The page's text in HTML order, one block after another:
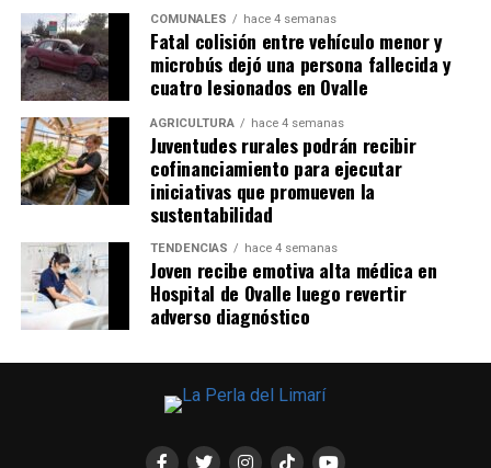
COMUNALES hace 4 semanas
Fatal colisión entre vehículo menor y
microbús dejó una persona fallecida y
cuatro lesionados en Ovalle
AGRICULTURA hace 4 semanas
Juventudes rurales podrán recibir
cofinanciamiento para ejecutar
iniciativas que promueven la
sustentabilidad
TENDENCIAS hace 4 semanas
Joven recibe emotiva alta médica en
Hospital de Ovalle luego revertir
adverso diagnóstico